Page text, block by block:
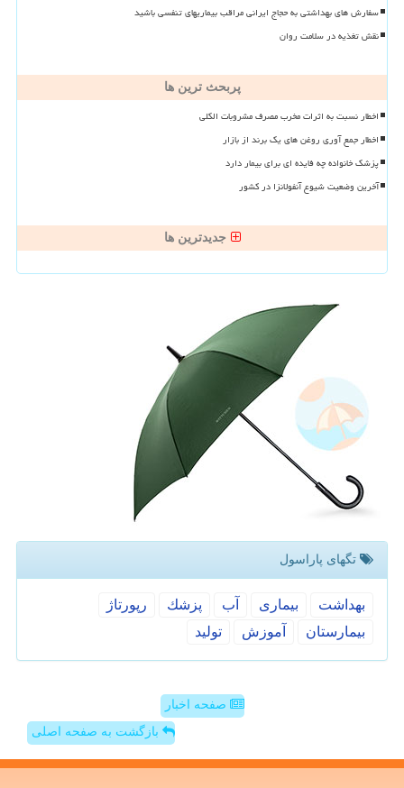
سفارش های بهداشتی به حجاج ایرانی مراقب بیماریهای تنفسی باشید
نقش تغذیه در سلامت روان
پربحث ترین ها
اخطار نسبت به اثرات مخرب مصرف مشروبات الکلی
اخطار جمع آوری روغن های یک برند از بازار
پزشک خانواده چه فایده ای برای بیمار دارد
آخرین وضعیت شیوع آنفولانزا در کشور
جدیدترین ها
تگهای پاراسول
بهداشت بیماری آب پزشك
رپورتاژ
بیمارستان
آموزش تولید
صفحه اخبار
بازگشت به صفحه اصلی